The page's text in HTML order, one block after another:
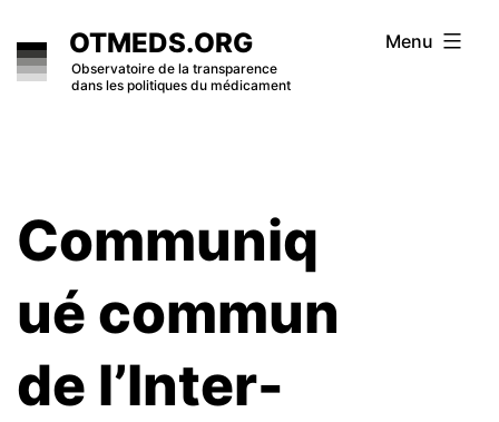
to
content
OTMEDS.ORG
Observatoire de la transparence
dans les politiques du médicament
Menu
Communiq
ué commun
de l’Inter-